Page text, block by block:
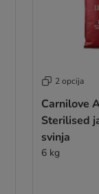
2 opcija
Carnilove
Sterilised
svinja
6 kg